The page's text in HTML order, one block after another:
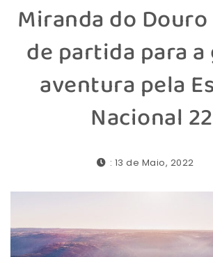
Miranda do
de partida para
aventura pela
Nacional
: 13 de Maio, 2022